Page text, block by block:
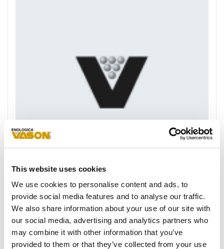
This website uses cookies
We use cookies to personalise content and ads, to
provide social media features and to analyse our traffic.
We also share information about your use of our site with
our social media, advertising and analytics partners who
may combine it with other information that you’ve
provided to them or that they’ve collected from your use
Favoriten
V SAN
Alkalines Reinigungsmittel, starkes Mittel zur Entfernung
von Weinstein, mit sanifizierender Wirkung. Mischung aus
organisch…